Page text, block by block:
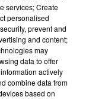
jours
20 juin,
du
services; Create
personalised
prevent and
and content;
may
data to offer
actively
combine data from
based on